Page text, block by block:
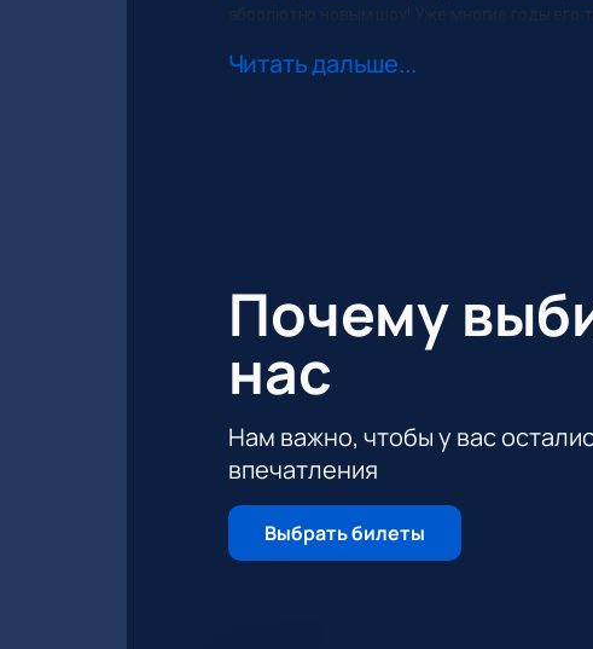
абсолютно новым шоу! Уже многие годы его
Читать дальше...
Почему
нас
Нам важно, чтобы у вас
впечатления
Выбрать билеты